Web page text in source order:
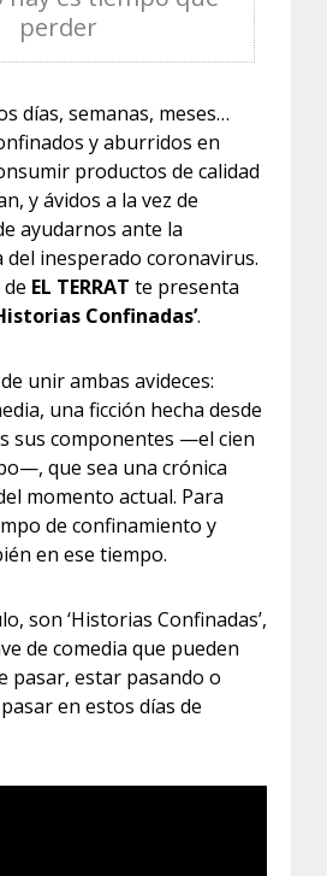
perder
días, semanas, meses…
y aburridos en
productos de calidad
y ávidos a la vez de
ayudarnos ante la
del inesperado coronavirus.
EL TERRATte presenta
Confinadas’.
unir ambas avideces:
una ficción hecha desde
sus componentes —el cien
que sea una crónica
momento actual. Para
de confinamiento y
en ese tiempo.
son ‘Historias Confinadas’,
de comedia que pueden
pasar, estar pasando o
en estos días de